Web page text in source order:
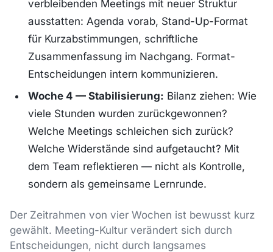
verbleibenden Meetings mit neuer Struktur
ausstatten: Agenda vorab, Stand-Up-Format
für Kurzabstimmungen, schriftliche
Zusammenfassung im Nachgang. Format-
Entscheidungen intern kommunizieren.
Woche 4 — Stabilisierung: Bilanz ziehen: Wie
viele Stunden wurden zurückgewonnen?
Welche Meetings schleichen sich zurück?
Welche Widerstände sind aufgetaucht? Mit
dem Team reflektieren — nicht als Kontrolle,
sondern als gemeinsame Lernrunde.
Der Zeitrahmen von vier Wochen ist bewusst kurz
gewählt. Meeting-Kultur verändert sich durch
Entscheidungen, nicht durch langsames